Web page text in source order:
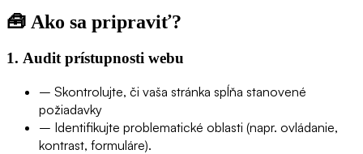
🧰 Ako sa pripraviť?
1. Audit prístupnosti webu
– Skontrolujte, či vaša stránka spĺňa stanovené
požiadavky
– Identifikujte problematické oblasti (napr. ovládanie,
kontrast, formuláre).